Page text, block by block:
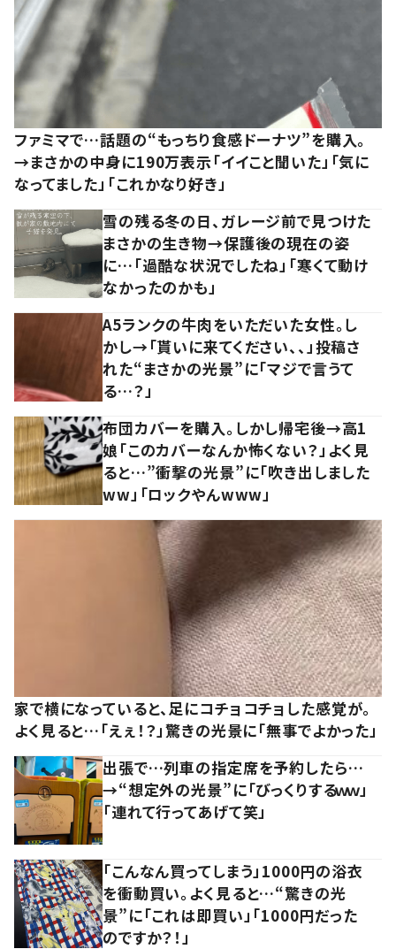
ファミマで…話題の“もっちり食感ドーナツ”を購入。
→まさかの中身に190万表示「イイこと聞いた」「気に
なってました」「これかなり好き」
雪の残る冬の日、ガレージ前で見つけた
まさかの生き物→保護後の現在の姿
に…「過酷な状況でしたね」「寒くて動け
なかったのかも」
A5ランクの牛肉をいただいた女性。し
かし→「貰いに来てください、、」投稿さ
れた“まさかの光景”に「マジで言うて
る…？」
布団カバーを購入。しかし帰宅後→高1
娘「このカバーなんか怖くない？」よく見
ると…”衝撃の光景”に「吹き出しました
ww」「ロックやんwww」
家で横になっていると、足にコチョコチョした感覚が。
よく見ると…「えぇ！？」驚きの光景に「無事でよかった」
出張で…列車の指定席を予約したら…
→“想定外の光景”に「びっくりするｗｗ」
「連れて行ってあげて笑」
「こんなん買ってしまう」1000円の浴衣
を衝動買い。よく見ると…“驚きの光
景”に「これは即買い」「1000円だった
のですか？！」